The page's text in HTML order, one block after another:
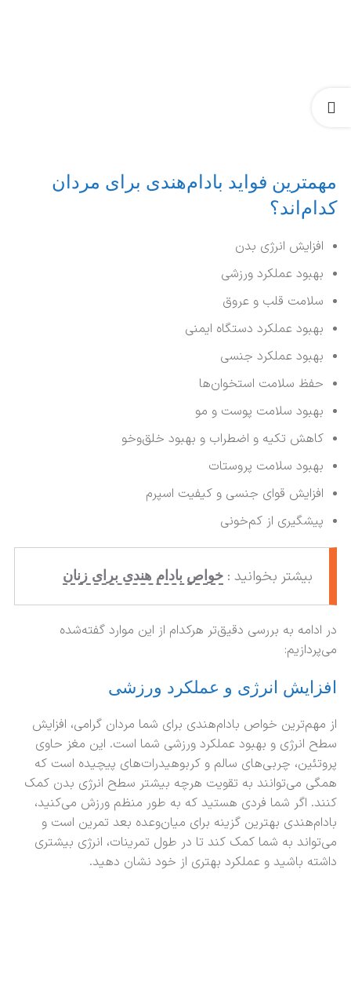
مهمترین فواید بادام‌هندی برای مردان
کدام‌اند؟
افزایش انرژی بدن
بهبود عملکرد ورزشی
سلامت قلب و عروق
بهبود عملکرد دستگاه ایمنی
بهبود عملکرد جنسی
حفظ سلامت استخوان‌ها
بهبود سلامت پوست و مو
کاهش تکیه و اضطراب و بهبود خلق‌وخو
بهبود سلامت پروستات
افزایش قوای جنسی و کیفیت اسپرم
پیشگیری از کم‌خونی
بیشتر بخوانید : خواص بادام هندی برای زنان
در ادامه به بررسی دقیق‌تر هرکدام از این موارد گفته‌‌شده
می‌پردازیم:
افزایش انرژی و عملکرد ورزشی
از مهم‌ترین خواص بادام‌هندی برای شما مردان گرامی، افزایش
سطح انرژی و بهبود عملکرد ورزشی شما است. این مغز حاوی
پروتئین، چربی‌های سالم و کربوهیدرات‌های پیچیده است که
همگی می‌توانند به تقویت هرچه بیشتر سطح انرژی بدن کمک
کنند. اگر شما فردی هستید که به طور منظم ورزش می‌کنید،
بادام‌هندی بهترین گزینه برای میان‌وعده بعد تمرین است و
می‌تواند به شما کمک کند تا در طول تمرینات، انرژی بیشتری
داشته باشید و عملکرد بهتری از خود نشان دهید.